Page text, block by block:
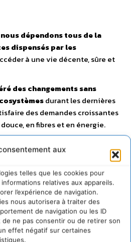
aux
telles que les cookies pour
relatives aux appareils.
l’expérience de navigation.
nous autorisera à traiter des
de navigation ou les ID
ne pas consentir ou de retirer son
effet négatif sur certaines
nous dépendons tous de la
dispensés par les
à une vie décente, sûre et
des changements sans
durant les dernières
des demandes croissantes
en fibres et en énergie.
ont également affaibli la
à fournir d’autres services clé
l’air et de l’eau, la protection
la fourniture de remèdes
identifiés par cette
: